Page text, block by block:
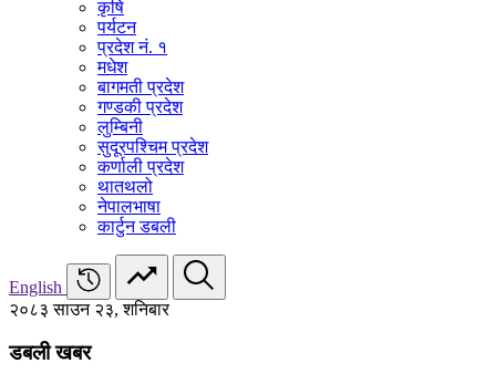
कृषि
पर्यटन
प्रदेश नं. १
मधेश
बागमती प्रदेश
गण्डकी प्रदेश
लुम्बिनी
सुदूरपश्चिम प्रदेश
कर्णाली प्रदेश
थातथलो
नेपालभाषा
कार्टुन डबली
English
२०८३ साउन २३, शनिबार
डबली खबर